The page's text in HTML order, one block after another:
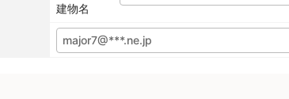
建物名